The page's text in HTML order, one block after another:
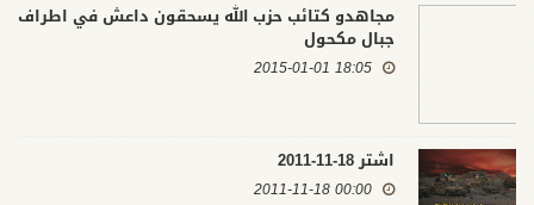
مجاهدو كتائب حزب الله يسحقون داعش في اطراف
جبال مكحول
18:05 2015-01-01
اشتر 18-11-2011
00:00 2011-11-18